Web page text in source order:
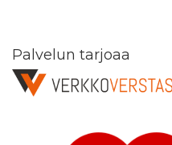
Palvelun tarjoaa